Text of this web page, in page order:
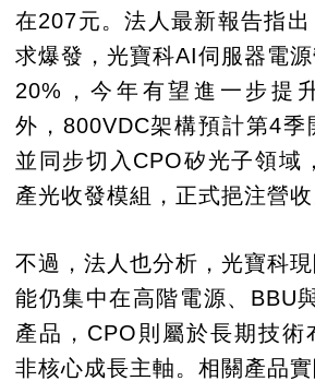
在207元。法人最新報告指
求爆發，光寶科AI伺服器電
20%，今年有望進一步提
外，800VDC架構預計第4季
並同步切入CPO矽光子領域
產光收發模組，正式挹注營收
不過，法人也分析，光寶科
能仍集中在高階電源、BBU
產品，CPO則屬於長期技術
非核心成長主軸。相關產品